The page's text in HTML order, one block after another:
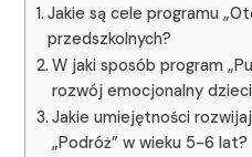
Jakie są cele programu
przedszkolnych?
W jaki sposób program
rozwój emocjonalny
Jakie umiejętności
„Podróż” w wieku 5-6 lat?